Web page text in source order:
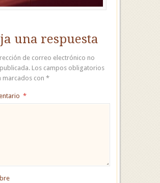
una respuesta
de correo electrónico no
Los campos obligatorios
marcados con *
*